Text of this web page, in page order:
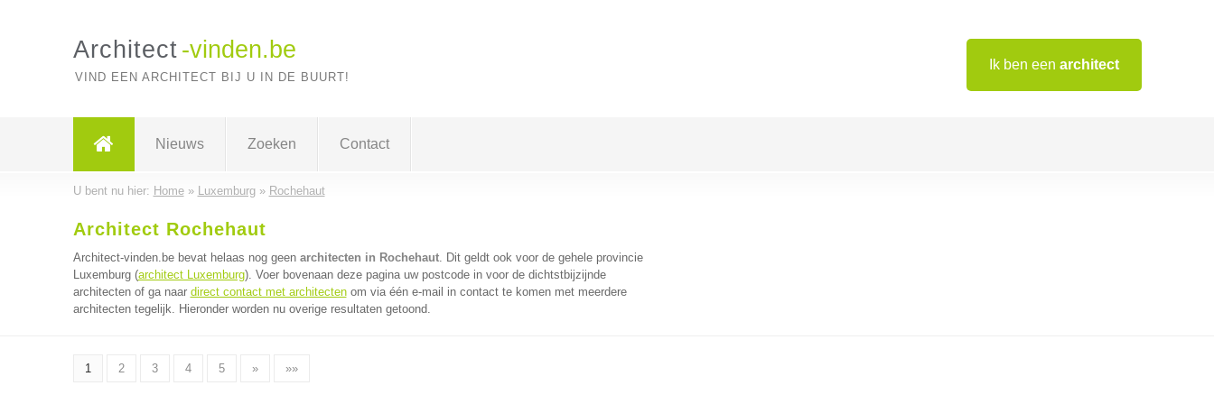
Ik ben een architect
Architect -vinden.be
VIND EEN ARCHITECT BIJ U IN DE BUURT!
Nieuws Zoeken Contact
U bent nu hier: Home» Luxemburg» Rochehaut
Architect Rochehaut
Architect-vinden.be bevat helaas nog geen architecten in Rochehaut. Dit geldt ook voor de gehele provincie
Luxemburg (architect Luxemburg). Voer bovenaan deze pagina uw postcode in voor de dichtstbijzijnde
architecten of ga naar direct contact met architectenom via één e-mail in contact te komen met meerdere
architecten tegelijk. Hieronder worden nu overige resultaten getoond.
1 2 3 4 5 » »»